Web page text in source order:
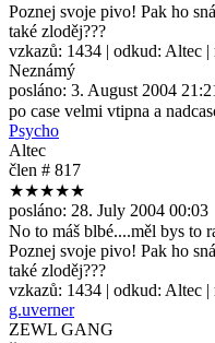
Poznej svoje pivo! Pak ho
také zloděj???
vzkazů: 1434 | odkud: Altec |
Neznámý
posláno: 3. August 2004
po case velmi vtipna a
Psycho
Altec
člen # 817
★★★★★
posláno: 28. July 2004 00:03
No to máš blbé....měl bys to
Poznej svoje pivo! Pak ho
také zloděj???
vzkazů: 1434 | odkud: Altec |
g.uverner
ZEWL GANG